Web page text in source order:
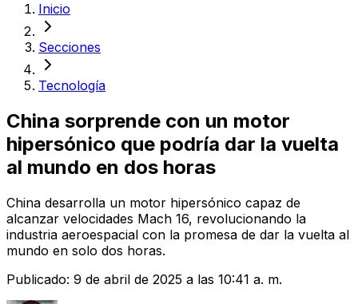
Inicio
Secciones
Tecnología
China sorprende con un motor
hipersónico que podría dar la vuelta
al mundo en dos horas
China desarrolla un motor hipersónico capaz de
alcanzar velocidades Mach 16, revolucionando la
industria aeroespacial con la promesa de dar la vuelta al
mundo en solo dos horas.
Publicado: 9 de abril de 2025 a las 10:41 a. m.